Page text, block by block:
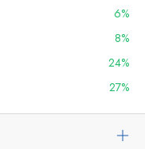
6%
8%
24%
27%